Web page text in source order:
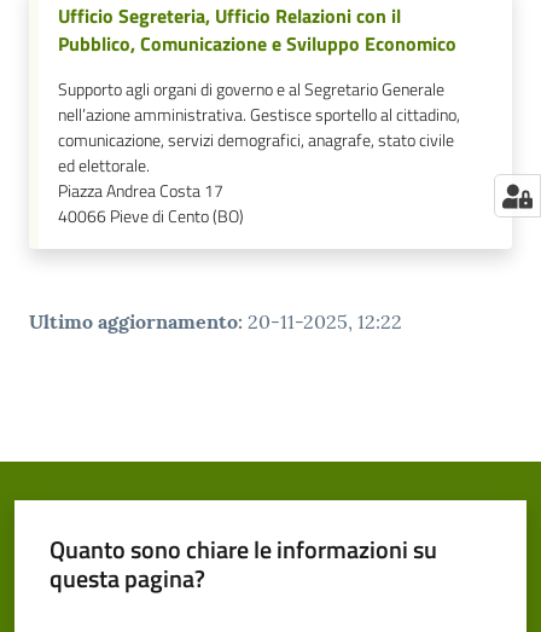
Ufficio Segreteria, Ufficio Relazioni con il
Pubblico, Comunicazione e Sviluppo Economico
Supporto agli organi di governo e al Segretario Generale
nell’azione amministrativa. Gestisce sportello al cittadino,
comunicazione, servizi demografici, anagrafe, stato civile
ed elettorale.
Piazza Andrea Costa 17
40066Pieve di Cento (BO)
Ultimo aggiornamento: 20-11-2025, 12:22
Quanto sono chiare le informazioni su
questa pagina?